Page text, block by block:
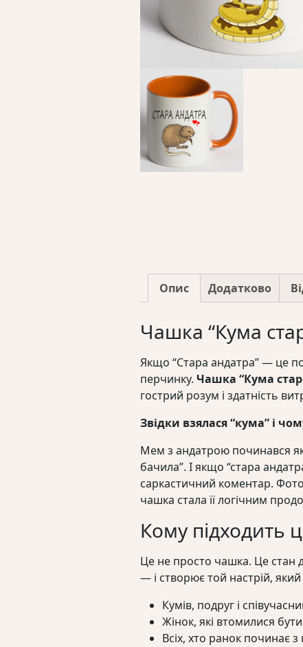
Опис Додатково
Чашка “Кума
Якщо “Стара андатра” — це
перчинку. Чашка “Кума
гострий розум і здатність
Звідки взялася “кума” і
Мем з андатрою починався
бачила”. І якщо “стара
саркастичний коментар.
чашка стала її логічним
Кому підходить
Це не просто чашка. Це стан
— і створює той настрій, який
Кумів, подруг і
Жінок, які втомилися
Всіх, хто ранок починає